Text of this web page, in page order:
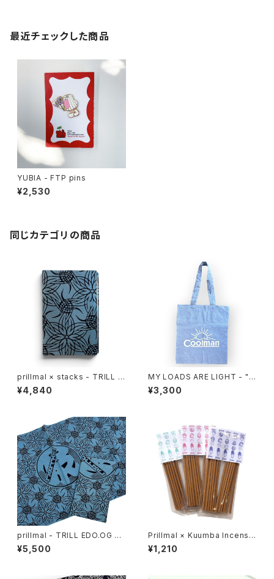
最近チェックした商品
YUBIA - FTP pins
¥2,530
同じカテゴリの商品
prillmal × stacks - TRILL E
DO.OG BOOKCOVER
¥4,840
MY LOADS ARE LIGHT - "C
oolman" Eco Tote Bag
¥3,300
prillmal - TRILL EDO.OG 手
拭い
¥5,500
Prillmal × Kuumba Incense
2026 SPRING & SUMMER
¥1,210